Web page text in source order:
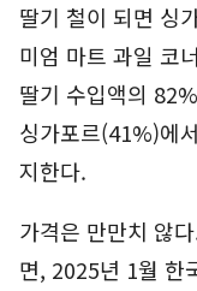
딸기 철이 되면 싱
미엄 마트 과일 코
딸기 수입액의
싱가포르(41%)에
지한다.
가격은 만만치 않
면, 2025년 1월 한